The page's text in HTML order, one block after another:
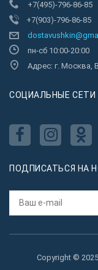
+7(495)-796-86-85
+7(903)-796-86-85
пн-сб 10:00-20:00
Адрес: г. Москва,
CОЦИАЛЬНЫЕ СЕТИ
ПОДПИСАТЬСЯ НА
Copyright ©